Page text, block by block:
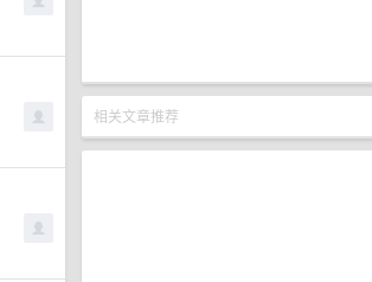
相关文章推荐